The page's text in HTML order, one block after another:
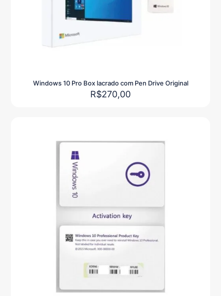
Windows 10 Pro Box lacrado com Pen Drive Original
R$270,00